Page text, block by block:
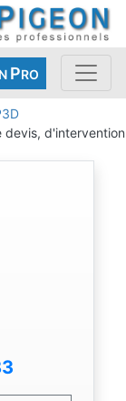
PRO
devis, d'intervention